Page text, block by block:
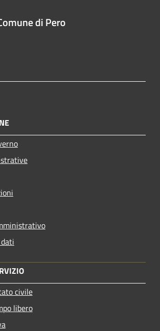
di Pero
civile
libero